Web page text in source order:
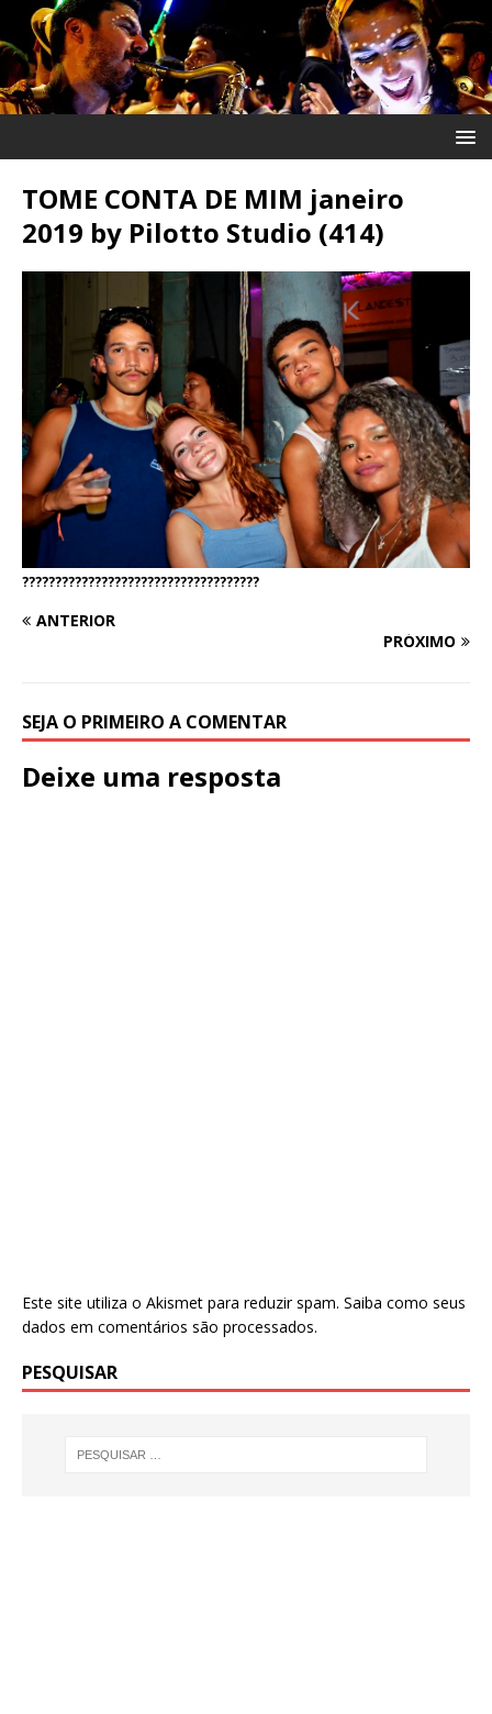
TOME CONTA DE MIM janeiro
2019 by Pilotto Studio (414)
????????????????????????????????????
ANTERIOR
PRÓXIMO
SEJA O PRIMEIRO A COMENTAR
Deixe uma resposta
Este site utiliza o Akismet para reduzir spam. Saiba como seus
dados em comentários são processados.
PESQUISAR